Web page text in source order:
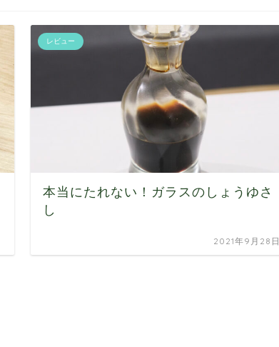
レビュー
本当にたれない！ガラスのしょうゆさ
し
2021年9月28日